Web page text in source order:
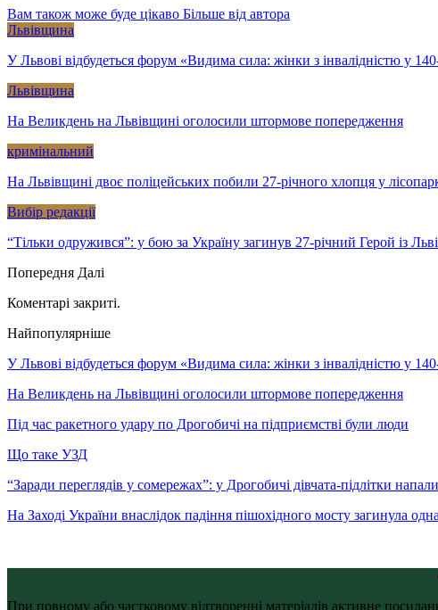
Вам також може буде цікаво Більше від автора
Львівщина
У Львові відбудеться форум «Видима сила: жінки з інвалідністю у 140-
Львівщина
На Великдень на Львівщині оголосили штормове попередження
кримінальний
На Львівщині двоє поліцейських побили 27-річного хлопця у
Вибір редакції
“Тільки одружився”: у бою за Україну загинув 27-річний Герой із
Попередня Далі
Коментарі закриті.
Найпопулярніше
У Львові відбудеться форум «Видима сила: жінки з інвалідністю у 140-
На Великдень на Львівщині оголосили штормове попередження
Під час ракетного удару по Дрогобичі на підприємстві були люди
Що таке УЗД
“Заради переглядів у сомережах”: у Дрогобичі дівчата-підлітки
На Заході України внаслідок падіння пішохідного мосту загинула
При повному або частковому відтворенні матеріалів активне